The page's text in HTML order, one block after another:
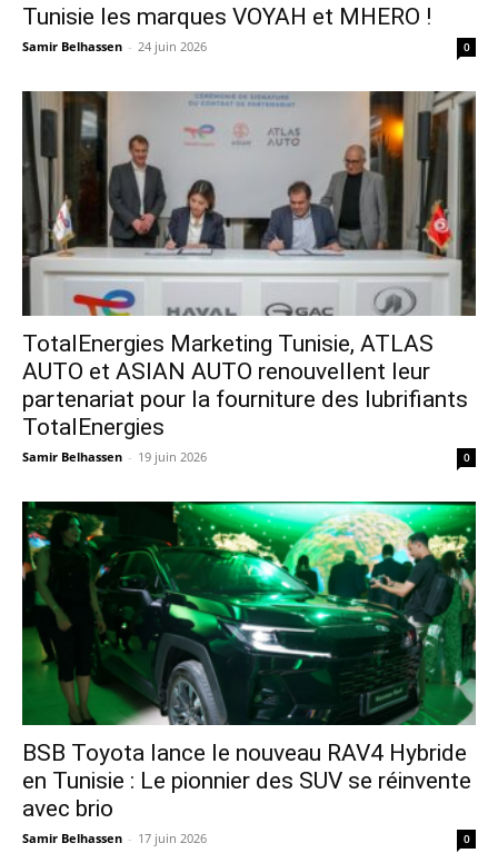
Tunisie les marques VOYAH et MHERO !
Samir Belhassen - 24 juin 2026 0
TotalEnergies Marketing Tunisie, ATLAS
AUTO et ASIAN AUTO renouvellent leur
partenariat pour la fourniture des lubrifiants
TotalEnergies
Samir Belhassen - 19 juin 2026 0
​BSB Toyota lance le nouveau RAV4 Hybride
en Tunisie : Le pionnier des SUV se réinvente
avec brio
Samir Belhassen - 17 juin 2026 0